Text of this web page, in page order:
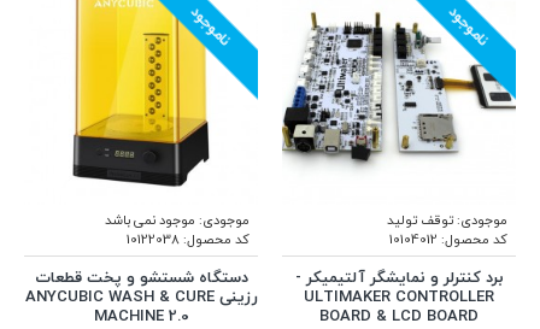
ناموجود
موجودی:توقف تولید
کد محصول: 10104012
برد کنترلر و نمایشگر آلتیمیکر -
ULTIMAKER CONTROLLER
BOARD & LCD BOARD
ناموجود
موجودی: موجود نمی باشد
کد محصول:10122038
دستگاه شستشو و پخت قطعات
رزینی ANYCUBIC WASH & CURE
MACHINE 2.0